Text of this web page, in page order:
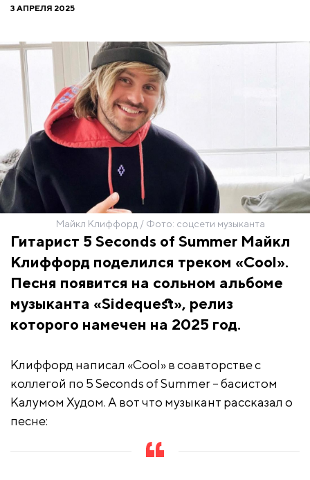
3 АПРЕЛЯ 2025
Майкл Клиффорд / Фото: соцсети музыканта
Гитарист 5 Seconds of Summer Майкл
Клиффорд поделился треком «Cool».
Песня появится на сольном альбоме
музыканта «Sidequest», релиз
которого намечен на 2025 год.
Клиффорд написал «Cool» в соавторстве с
коллегой по 5 Seconds of Summer – басистом
Калумом Худом. А вот что музыкант рассказал о
песне: